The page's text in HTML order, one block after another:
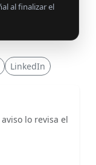
al finalizar el
LinkedIn
lo revisa el